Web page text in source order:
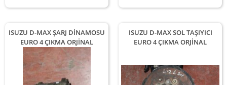
ISUZU D-MAX ŞARJ DİNAMOSU
EURO 4 ÇIKMA ORJİNAL
ISUZU D-MAX SOL TAŞIYICI
EURO 4 ÇIKMA ORJİNAL